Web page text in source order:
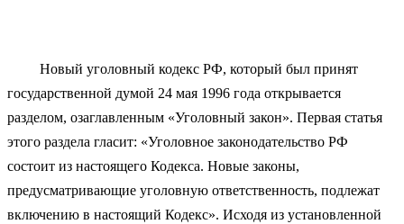
Новый уголовный кодекс РФ, который был принят
государственной думой 24 мая 1996 года открывается
разделом, озаглавленным «Уголовный закон». Первая статья
этого раздела гласит: «Уголовное законодательство РФ
состоит из настоящего Кодекса. Новые законы,
предусматривающие уголовную ответственность, подлежат
включению в настоящий Кодекс». Исходя из установленной